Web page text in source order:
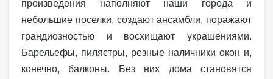
произведения наполняют наши города и
небольшие поселки, создают ансамбли, поражают
грандиозностью и восхищают украшениями.
Барельефы, пилястры, резные наличники окон и,
конечно, балконы. Без них дома становятся